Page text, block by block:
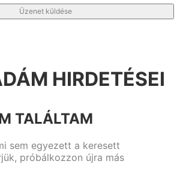
Üzenet küldése
HIRDETÉSEI
TALÁLTAM
sem egyezett a keresett
próbálkozzon újra más